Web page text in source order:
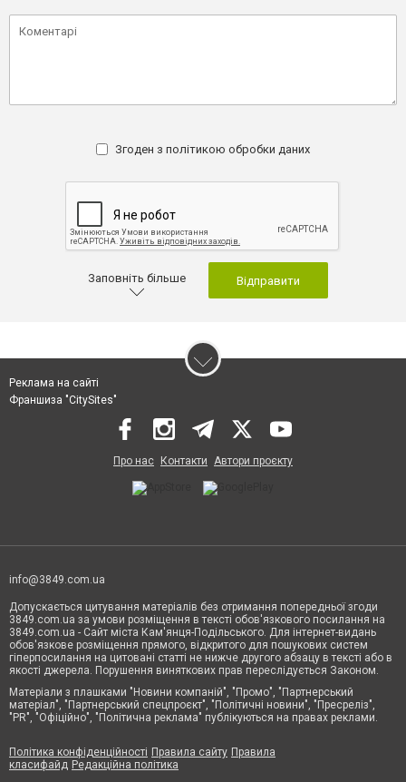
Згоден з політикою обробки даних
Заповніть більше Відправити
Реклама на сайті
Франшиза "CitySites"
Про нас Контакти Автори проєкту
info@3849.com.ua
Допускається цитування матеріалів без отримання попередньої згоди
3849.com.ua за умови розміщення в тексті обов'язкового посилання на
3849.com.ua - Сайт міста Кам'янця-Подільського. Для інтернет-видань
обов'язкове розміщення прямого, відкритого для пошукових систем
гіперпосилання на цитовані статті не нижче другого абзацу в тексті або в
якості джерела. Порушення виняткових прав переслідується Законом.
Матеріали з плашками "Новини компаній", "Промо", "Партнерський
матеріал", "Партнерський спецпроєкт", "Політичні новини", "Пресреліз",
"PR", "Офіційно", "Політична реклама" публікуються на правах реклами.
Політика конфіденційності Правила сайту Правила
класифайд Редакційна політика